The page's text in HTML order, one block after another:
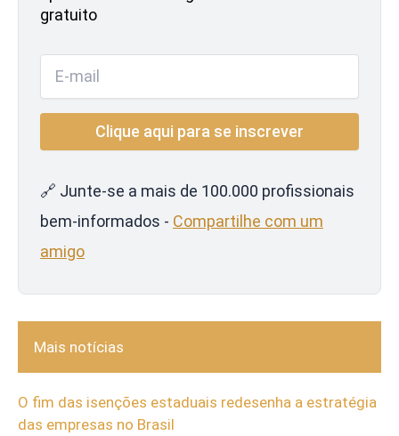
gratuito
🔗 Junte-se a mais de 100.000 profissionais
bem-informados - Compartilhe com um
amigo
Mais notícias
O fim das isenções estaduais redesenha a estratégia
das empresas no Brasil